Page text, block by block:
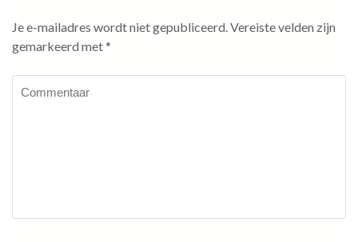
Je e-mailadres wordt niet gepubliceerd.Vereiste velden zijn
gemarkeerd met*